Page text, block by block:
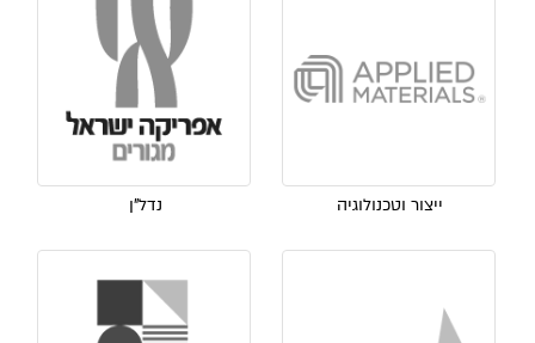
ייצור וטכנולוגיה נדל"ן